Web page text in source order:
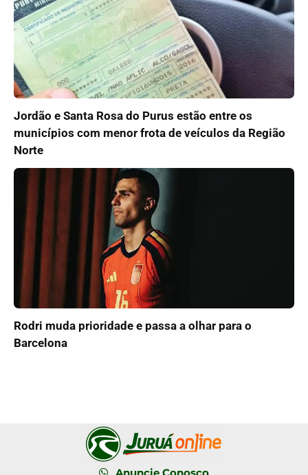
Jordão e Santa Rosa do Purus estão entre os
municípios com menor frota de veículos da Região
Norte
Rodri muda prioridade e passa a olhar para o
Barcelona